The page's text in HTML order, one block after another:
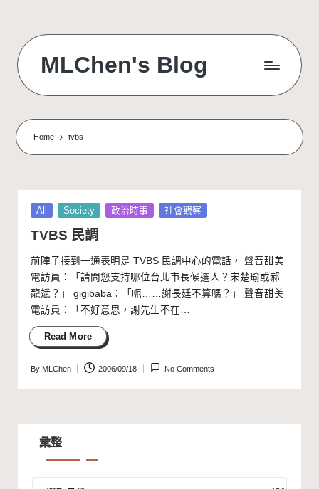
content
MLChen's Blog
Home tvbs
Posted
All Society 政治時事 社會觀察
TVBS 民調
前陣子接到一通表明是 TVBS 民調中心的電話， 聲音甜美
電訪員：「請問您支持哪位台北市長候選人？宋楚瑜或郝
龍斌？」 gigibaba：「呃……謝長廷不算嗎？」 聲音甜美
電訪員：「不好意思，謝先生不在…
Read More
Posted
by
By MLChen 2006/09/18 No Comments
彙整